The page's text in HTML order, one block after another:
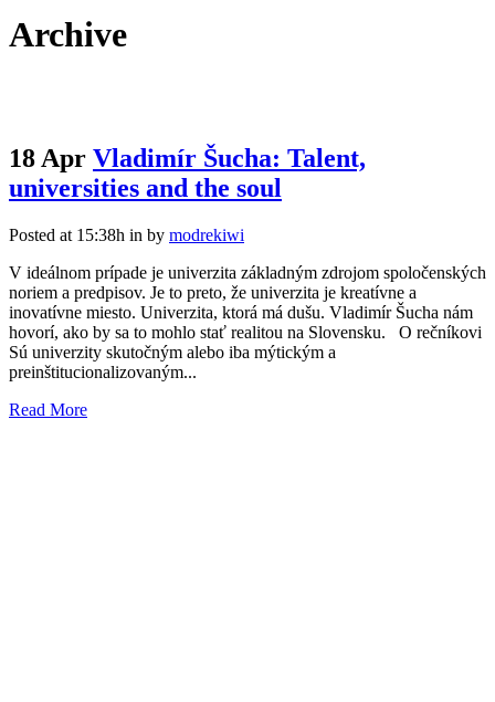
Archive
18 Apr Vladimír Šucha: Talent,
universities and the soul
Posted at 15:38h in by modrekiwi
V ideálnom prípade je univerzita základným zdrojom spoločenských
noriem a predpisov. Je to preto, že univerzita je kreatívne a
inovatívne miesto. Univerzita, ktorá má dušu. Vladimír Šucha nám
hovorí, ako by sa to mohlo stať realitou na Slovensku. O rečníkovi
Sú univerzity skutočným alebo iba mýtickým a
preinštitucionalizovaným...
Read More